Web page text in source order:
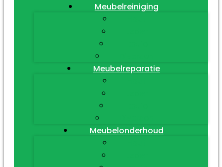
Meubelreiniging
Meubelreparatie
Meubelonderhoud